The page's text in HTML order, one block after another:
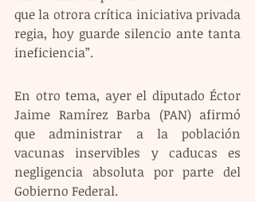
que la otrora crítica iniciativa privada
regia, hoy guarde silencio ante tanta
ineficiencia”.
En otro tema, ayer el diputado Éctor
Jaime Ramírez Barba (PAN) afirmó
que administrar a la población
vacunas inservibles y caducas es
negligencia absoluta por parte del
Gobierno Federal.